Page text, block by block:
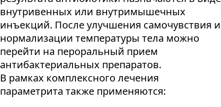
внутривенных или внутримышечных
инъекций. После улучшения самочувствия и
нормализации температуры тела можно
перейти на пероральный прием
антибактериальных препаратов.
В рамках комплексного лечения
параметрита также применяются: